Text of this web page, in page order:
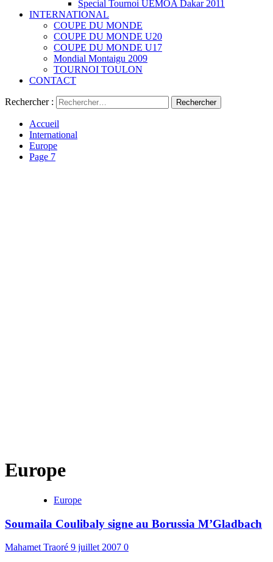
Special Tournoi UEMOA Dakar 2011
INTERNATIONAL
COUPE DU MONDE
COUPE DU MONDE U20
COUPE DU MONDE U17
Mondial Montaigu 2009
TOURNOI TOULON
CONTACT
Rechercher :
Accueil
International
Europe
Page 7
Europe
Europe
Soumaila Coulibaly signe au Borussia M’Gladbach
Mahamet Traoré 9 juillet 2007 0